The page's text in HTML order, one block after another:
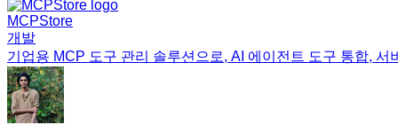
MCPStore
개발
기업용 MCP 도구 관리 솔루션으로, AI 에이전트 도구 통합,